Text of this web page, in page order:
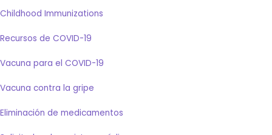
Childhood Immunizations
Recursos de COVID-19
Vacuna para el COVID-19
Vacuna contra la gripe
Eliminación de medicamentos